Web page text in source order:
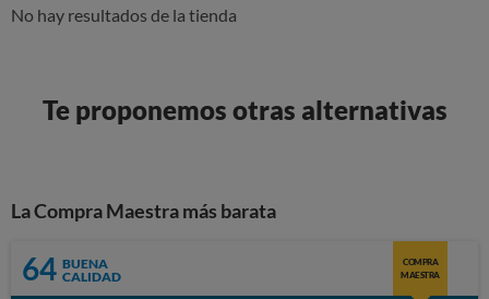
No hay resultados de la tienda
Te proponemos otras alternativas
La Compra Maestra más barata
64 BUENA
CALIDAD
COMPRA
MAESTRA